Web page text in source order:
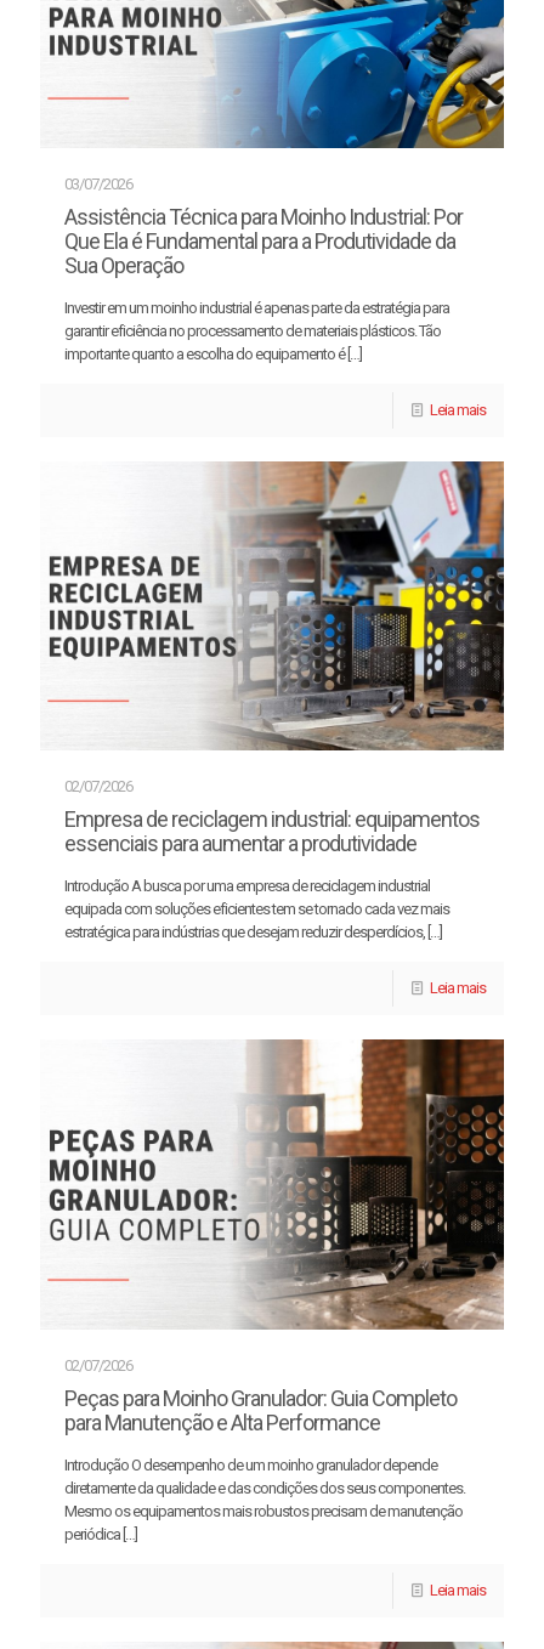
03/07/2026
Assistência Técnica para Moinho Industrial: Por
Que Ela é Fundamental para a Produtividade da
Sua Operação
Investir em um moinho industrial é apenas parte da estratégia para
garantir eficiência no processamento de materiais plásticos. Tão
importante quanto a escolha do equipamento é[…]
Leia mais
02/07/2026
Empresa de reciclagem industrial: equipamentos
essenciais para aumentar a produtividade
Introdução A busca por uma empresa de reciclagem industrial
equipada com soluções eficientes tem se tornado cada vez mais
estratégica para indústrias que desejam reduzir desperdícios, […]
Leia mais
02/07/2026
Peças para Moinho Granulador: Guia Completo
para Manutenção e Alta Performance
Introdução O desempenho de um moinho granulador depende
diretamente da qualidade e das condições dos seus componentes.
Mesmo os equipamentos mais robustos precisam de manutenção
periódica […]
Leia mais